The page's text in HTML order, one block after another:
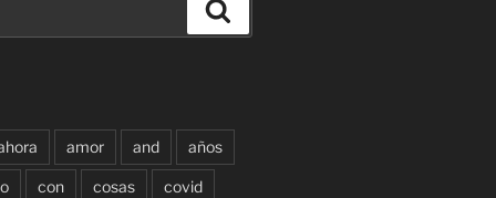
amor and años
con cosas covid